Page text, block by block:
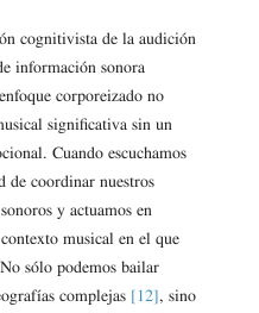
cognitivista de la audición
información sonora
corporeizado no
significativa sin un
Cuando escuchamos
de coordinar nuestros
y actuamos en
musical en el que
sólo podemos bailar
complejas [12], sino